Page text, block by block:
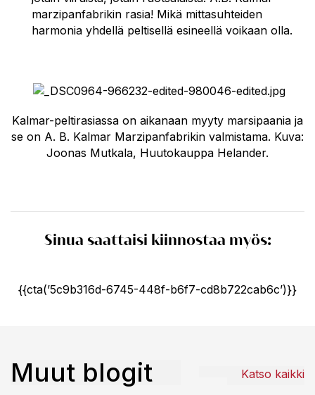
marzipanfabrikin rasia! Mikä mittasuhteiden
harmonia yhdellä peltisellä esineellä voikaan olla.
Kalmar-peltirasiassa on aikanaan myyty marsipaania ja
se on A. B. Kalmar Marzipanfabrikin valmistama. Kuva:
Joonas Mutkala, Huutokauppa Helander.
Sinua saattaisi kiinnostaa myös:
{{cta(’5c9b316d-6745-448f-b6f7-cd8b722cab6c’)}}
Muut blogit Katso kaikki